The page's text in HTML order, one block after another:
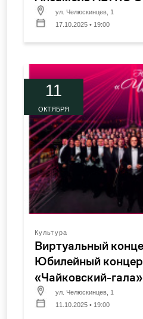
ул. Челюскинцев, 1
17.10.2025 • 19:00
11
ОКТЯБРЯ
Культура
Виртуальный
Юбилейный
«Чайковский-гала»
ул. Челюскинцев, 1
11.10.2025 • 19:00